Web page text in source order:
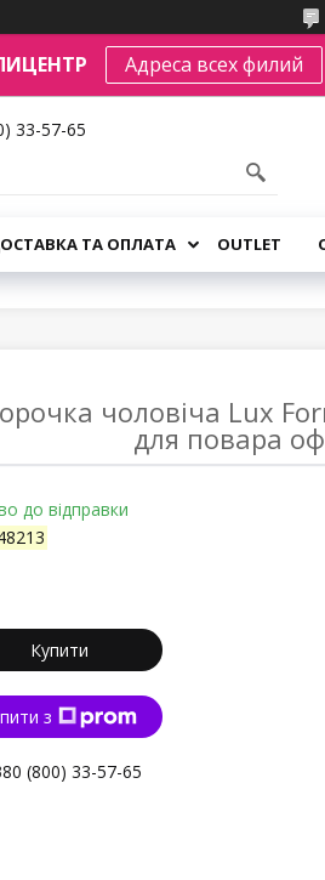
Адреса всех филий
33-57-65
ТА ОПЛАТА OUTLET
чоловіча Lux
для повара
до відправки
Купити
з
(800) 33-57-65